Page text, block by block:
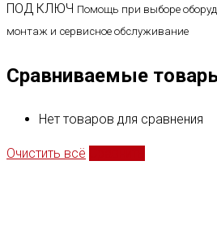
ПОД КЛЮЧ Помощь при выборе
монтаж и сервисное обслуживание
Сравниваемые
Нет товаров для сравнения
Очистить всё